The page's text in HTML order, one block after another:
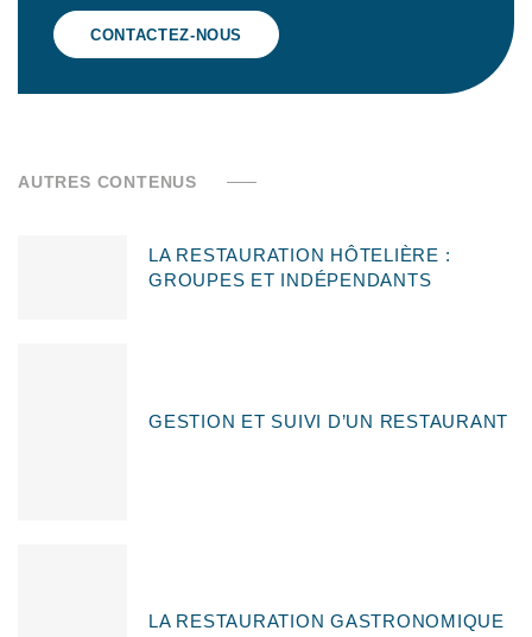
CONTACTEZ-NOUS
AUTRES CONTENUS
LA RESTAURATION HÔTELIÈRE :
GROUPES ET INDÉPENDANTS
GESTION ET SUIVI D’UN RESTAURANT
LA RESTAURATION GASTRONOMIQUE